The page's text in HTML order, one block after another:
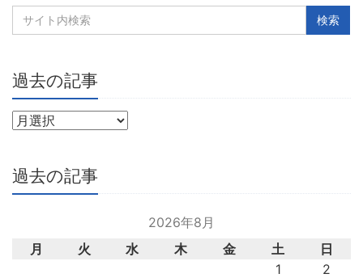
過去の記事
過去の記事
2026年8月
月
火 水 木 金 土
日
1
2